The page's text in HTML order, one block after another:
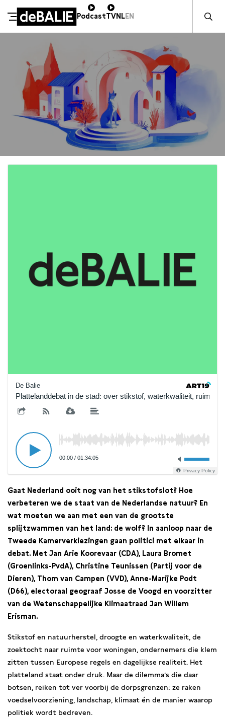
Meteen naar de content
De Balie
PodcastTVNLEN
De Balie
Plattelanddebat in de stad: over stikstof, waterkwaliteit, ruimte
00:00 / 01:34:05
Privacy Policy
Gaat Nederland ooit nog van het stikstofslot? Hoe
verbeteren we de staat van de Nederlandse natuur? En
wat moeten we aan met een van de grootste
splijtzwammen van het land: de wolf? In aanloop naar de
Tweede Kamerverkiezingen gaan politici met elkaar in
debat. Met Jan Arie Koorevaar (CDA), Laura Bromet
(Groenlinks-PvdA), Christine Teunissen (Partij voor de
Dieren), Thom van Campen (VVD), Anne-Marijke Podt
(D66), electoraal geograaf Josse de Voogd en voorzitter
van de Wetenschappelijke Klimaatraad Jan Willem
Erisman.
Stikstof en natuurherstel, droogte en waterkwaliteit, de
zoektocht naar ruimte voor woningen, ondernemers die klem
zitten tussen Europese regels en dagelijkse realiteit. Het
platteland staat onder druk. Maar de dilemma’s die daar
botsen, reiken tot ver voorbij de dorpsgrenzen: ze raken
voedselvoorziening, landschap, klimaat én de manier waarop
politiek wordt bedreven.